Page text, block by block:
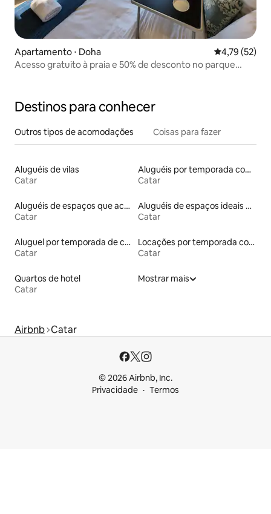
Apartamento ⋅ Doha 4,79 de uma
4,79 (52)
Acesso gratuito à praia e 50% de desconto no parque
Destinos para conhecer
Outros tipos de acomodações Coisas para fazer
Aluguéis de vilas
Catar
Aluguéis por temporada com sauna
Catar
Aluguéis de espaços que aceitam animais de estimação
Catar
Aluguéis de espaços ideais para famílias
Catar
Aluguel por temporada de casas de veraneio
Catar
Locações por temporada com piscina
Catar
Quartos de hotel
Catar
Mostrar mais
Airbnb Catar
© 2026 Airbnb, Inc.
Privacidade
Termos